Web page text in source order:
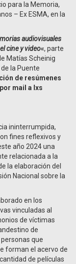
para la Memoria,
– Ex ESMA, en la
audiovisuales
cine y video«, parte
Matías Scheinig
la Puente
de resúmenes
mail a lxs
ininterrumpida,
fines reflexivos y
año 2024 una
relacionada a la
la elaboración del
Nacional sobre la
en los
vinculadas al
de víctimas
de
que
forman el acervo de
de películas